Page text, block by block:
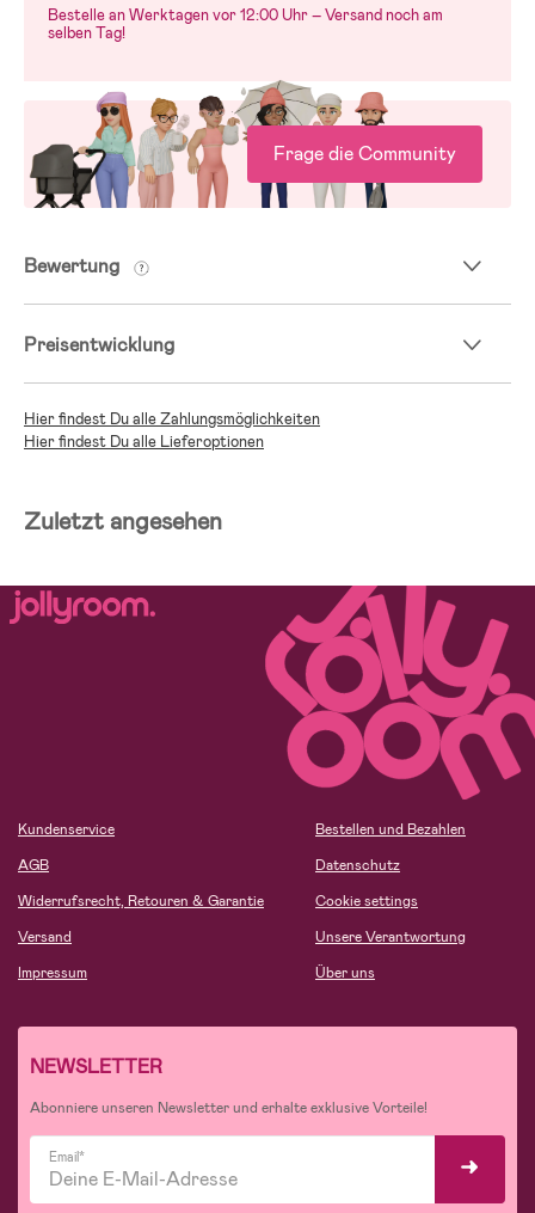
Bestelle an Werktagen vor 12:00 Uhr – Versand noch am
selben Tag!
Frage die Community
Bewertung
Preisentwicklung
Hier findest Du alle Zahlungsmöglichkeiten
Hier findest Du alle Lieferoptionen
Zuletzt angesehen
Kundenservice
AGB
Widerrufsrecht, Retouren & Garantie
Versand
Impressum
Bestellen und Bezahlen
Datenschutz
Cookie settings
Unsere Verantwortung
Über uns
NEWSLETTER
Abonniere unseren Newsletter und erhalte exklusive Vorteile!
Email*